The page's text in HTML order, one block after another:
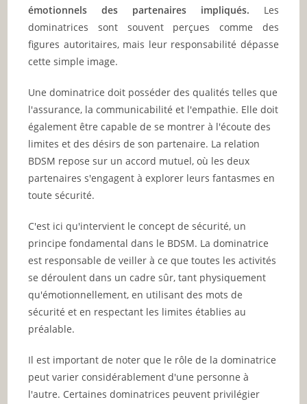
émotionnels des partenaires impliqués. Les
dominatrices sont souvent perçues comme des
figures autoritaires, mais leur responsabilité dépasse
cette simple image.
Une dominatrice doit posséder des qualités telles que
l'assurance, la communicabilité et l'empathie. Elle doit
également être capable de se montrer à l'écoute des
limites et des désirs de son partenaire. La relation
BDSM repose sur un accord mutuel, où les deux
partenaires s'engagent à explorer leurs fantasmes en
toute sécurité.
C'est ici qu'intervient le concept de sécurité, un
principe fondamental dans le BDSM. La dominatrice
est responsable de veiller à ce que toutes les activités
se déroulent dans un cadre sûr, tant physiquement
qu'émotionnellement, en utilisant des mots de
sécurité et en respectant les limites établies au
préalable.
Il est important de noter que le rôle de la dominatrice
peut varier considérablement d'une personne à
l'autre. Certaines dominatrices peuvent privilégier